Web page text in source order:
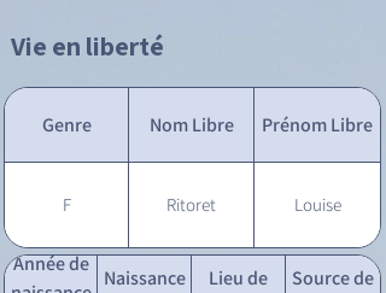
Vie en liberté
Genre Nom Libre Prénom Libre
F Ritoret Louise
Année de
Naissance
Lieu de
Source de